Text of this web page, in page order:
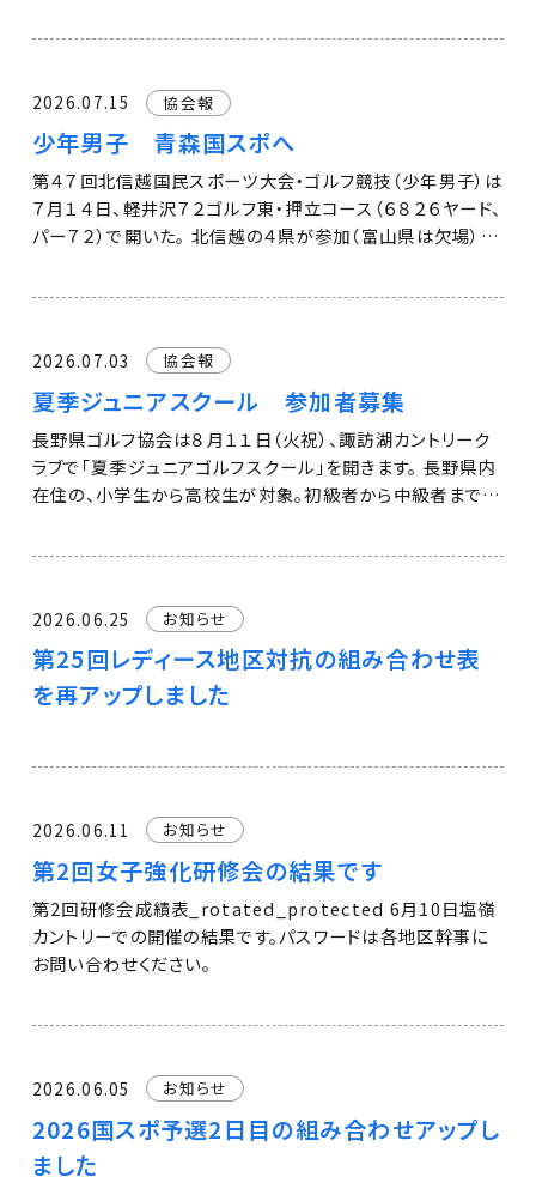
2026.07.15 協会報
少年男子 青森国スポへ
第４７回北信越国民スポーツ大会・ゴルフ競技（少年男子）は
７月１４日、軽井沢７２ゴルフ東・押立コース（６８２６ヤード、
パー７２）で開いた。 北信越の４県が参加（富山県は欠場）。
となり、９月に青森県で開かれる第８０回国民スポーツ大会・
ゴルフ競技への出場を決めた。 合計２０７で福井県が１位。
同２２０で新潟県が３位だった。（上位３県が国スポへ） 【２
位と健闘した長野チーム。左から小泉、金澤、中條。右端は赤
羽監督】 【ゴルフ】北信越国ス
2026.07.03 協会報
夏季ジュニアスクール 参加者募集
長野県ゴルフ協会は８月１１日（火祝）、諏訪湖カントリーク
ラブで「夏季ジュニアゴルフスクール」を開きます。 長野県内
在住の、小学生から高校生が対象。初級者から中級者まで、
ルフスクール 申込フォーム – フォーム​に記入する
2026.06.25 お知らせ
第25回レディース地区対抗の組み合わせ表
を再アップしました
2026.06.11 お知らせ
第2回女子強化研修会の結果です
第2回研修会成績表_rotated_protected 6月10日塩嶺
カントリーでの開催の結果です。パスワードは各地区幹事に
お問い合わせください。
2026.06.05 お知らせ
2026国スポ予選2日目の組み合わせアップし
ました